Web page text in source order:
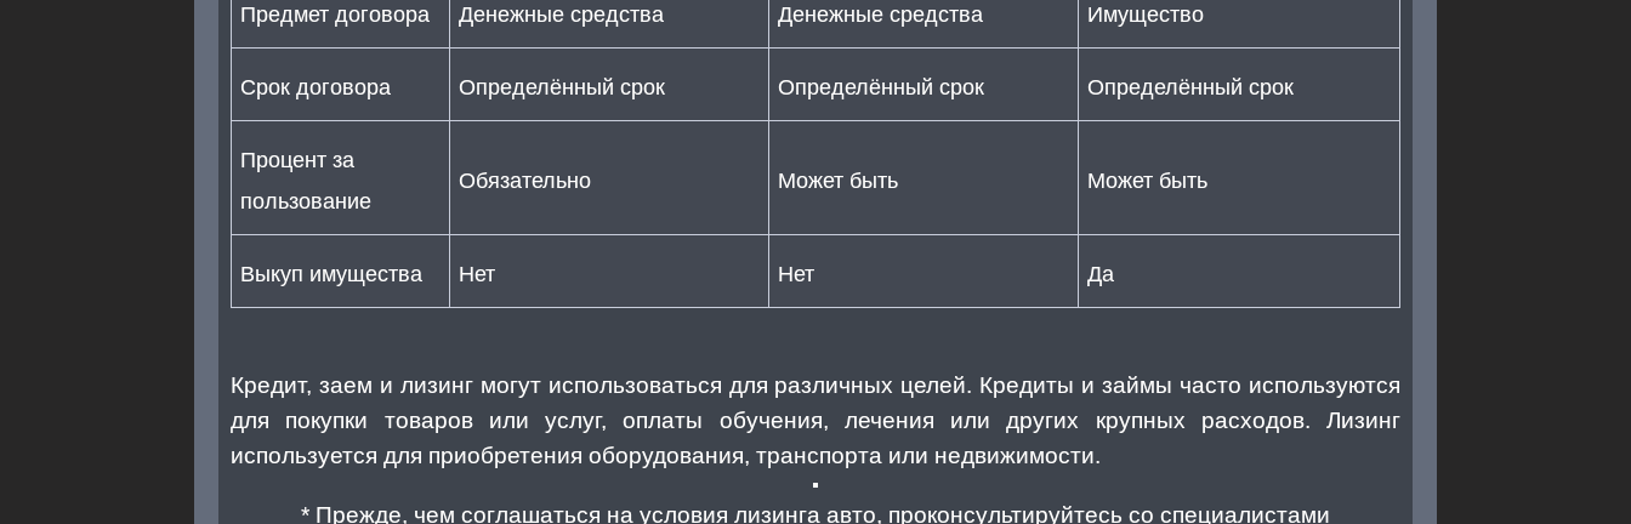
Предмет договора Денежные средства Денежные средства Имущество
Срок договора Определённый срок Определённый срок Определённый срок
Процент за
пользование
Обязательно Может быть Может быть
Выкуп имущества Нет Нет Да
Кредит, заем и лизинг могут использоваться для различных целей. Кредиты и займы часто используются
для покупки товаров или услуг, оплаты обучения, лечения или других крупных расходов. Лизинг
используется для приобретения оборудования, транспорта или недвижимости.
* Прежде, чем соглашаться на условия лизинга авто, проконсультируйтесь со специалистами